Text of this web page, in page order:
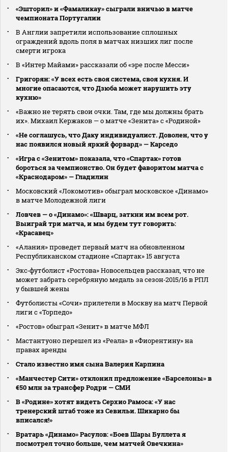
«Эшторил» и «Фамаликау» сыграли вничью в матче
чемпионата Португалии
В Англии запретили использование сплошных
ограждений вдоль поля в матчах низших лиг после
смерти игрока
В «Интер Майами» рассказали об «эре после Месси»
Григорян: «У всех есть своя система, своя кухня. И
многие опасаются, что Дзюба может нарушить эту
кухню»
«Важно не терять свои очки. Там, где мы должны брать
их». Михаил Кержаков — о матче «Зенита» с «Родиной»
«Не соглашусь, что Даку индивидуалист. Доволен, что у
нас появился новый яркий форвард» — Карседо
«Игра с «Зенитом» показала, что «Спартак» готов
бороться за чемпионство. Он будет фаворитом матча с
«Краснодаром» — Гладилин
Московский «Локомотив» обыграл московское «Динамо»
в матче Молодежной лиги
Ловчев — о «Динамо»: «Шварц, заткни им всем рот.
Выиграй три матча, и мы будем тут говорить:
«Красавец»
«Алания» проведет первый матч на обновленном
Республиканском стадионе «Спартак» 15 августа
Экс‑футболист «Ростова» Новосельцев рассказал, что не
может забрать серебряную медаль за сезон‑2015/16 в РПЛ
у бывшей жены
Футболисты «Сочи» прилетели в Москву на матч Первой
лиги с «Торпедо»
«Ростов» обыграл «Зенит» в матче МФЛ
Мастантуоно перешел из «Реала» в «Фиорентину» на
правах аренды
Стало известно имя сына Валерия Карпина
«Манчестер Сити» отклонил предложение «Барселоны» в
€50 млн за трансфер Родри — СМИ
В «Родине» хотят видеть Серхио Рамоса: «У нас
тренерский штаб тоже из Севильи. Шикарно бы
вписался!»
Вратарь «Динамо» Расулов: «Боев Шары Буллета я
посмотрел точно больше, чем матчей Овечкина»